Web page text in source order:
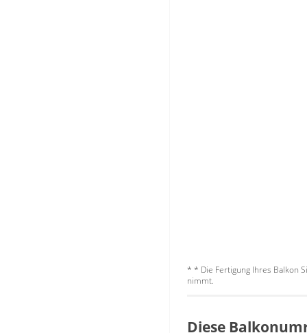
* * Die Fertigung Ihres Balkon
nimmt.
Diese